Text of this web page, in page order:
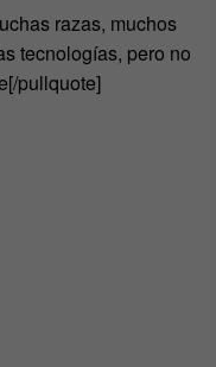
razas, muchos
tecnologías, pero no
[/pullquote]